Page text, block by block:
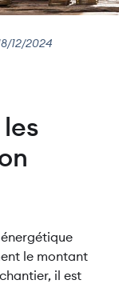
12/2024
le montant
il est